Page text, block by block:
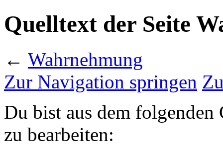
Quelltext der Seite
← Wahrnehmung
Zur Navigation springen
Du bist aus dem
zu bearbeiten: